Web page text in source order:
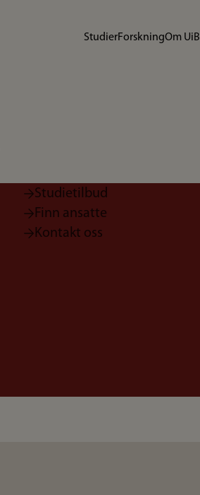
StudierForskningOm UiB
Studietilbud
Finn ansatte
Kontakt oss